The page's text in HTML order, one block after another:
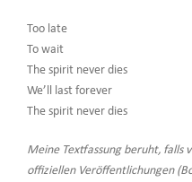
Too late
To wait
The spirit never dies
We’ll last forever
The spirit never dies
Meine Textfassung beruht, falls
offiziellen Veröffentlichungen